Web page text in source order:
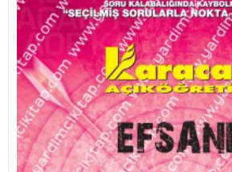
3. SINIF 5. YARIYIL İŞLETME
3. SINIF 6. YARIYIL İŞLETME
4. SINIF 7. YARIYIL İŞLETME
4. SINIF 8. YARIYIL İŞLETME
İKTİSAT